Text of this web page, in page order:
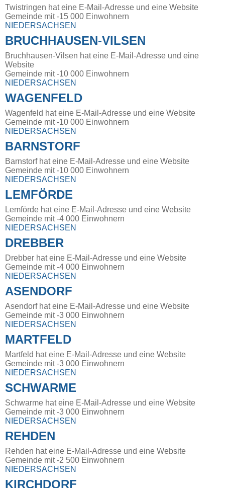
Twistringen hat eine E-Mail-Adresse und eine Website
Gemeinde mit -15 000 Einwohnern
NIEDERSACHSEN
BRUCHHAUSEN-VILSEN
Bruchhausen-Vilsen hat eine E-Mail-Adresse und eine
Website
Gemeinde mit -10 000 Einwohnern
NIEDERSACHSEN
WAGENFELD
Wagenfeld hat eine E-Mail-Adresse und eine Website
Gemeinde mit -10 000 Einwohnern
NIEDERSACHSEN
BARNSTORF
Barnstorf hat eine E-Mail-Adresse und eine Website
Gemeinde mit -10 000 Einwohnern
NIEDERSACHSEN
LEMFÖRDE
Lemförde hat eine E-Mail-Adresse und eine Website
Gemeinde mit -4 000 Einwohnern
NIEDERSACHSEN
DREBBER
Drebber hat eine E-Mail-Adresse und eine Website
Gemeinde mit -4 000 Einwohnern
NIEDERSACHSEN
ASENDORF
Asendorf hat eine E-Mail-Adresse und eine Website
Gemeinde mit -3 000 Einwohnern
NIEDERSACHSEN
MARTFELD
Martfeld hat eine E-Mail-Adresse und eine Website
Gemeinde mit -3 000 Einwohnern
NIEDERSACHSEN
SCHWARME
Schwarme hat eine E-Mail-Adresse und eine Website
Gemeinde mit -3 000 Einwohnern
NIEDERSACHSEN
REHDEN
Rehden hat eine E-Mail-Adresse und eine Website
Gemeinde mit -2 500 Einwohnern
NIEDERSACHSEN
KIRCHDORF